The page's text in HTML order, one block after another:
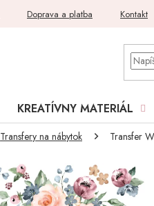
Doprava a platba Kontakt
KREATÍVNY MATERIÁL
Transfery na nábytok Transfer